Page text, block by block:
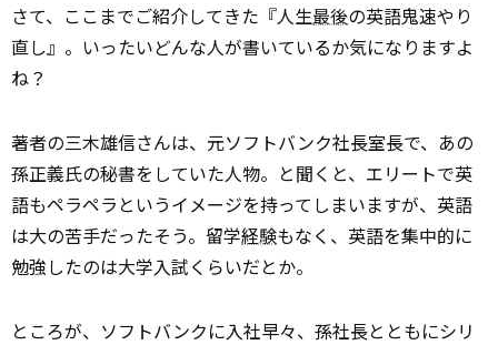
さて、ここまでご紹介してきた『人生最後の英語鬼速やり
直し』。いったいどんな人が書いているか気になりますよ
ね？
著者の三木雄信さんは、元ソフトバンク社長室長で、あの
孫正義氏の秘書をしていた人物。と聞くと、エリートで英
語もペラペラというイメージを持ってしまいますが、英語
は大の苦手だったそう。留学経験もなく、英語を集中的に
勉強したのは大学入試くらいだとか。
ところが、ソフトバンクに入社早々、孫社長とともにシリ